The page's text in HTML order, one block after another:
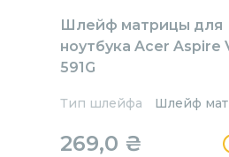
Шлейф матрицы для
ноутбука Acer Aspire
591G
Тип шлейфа Шлейф
269,0 ₴